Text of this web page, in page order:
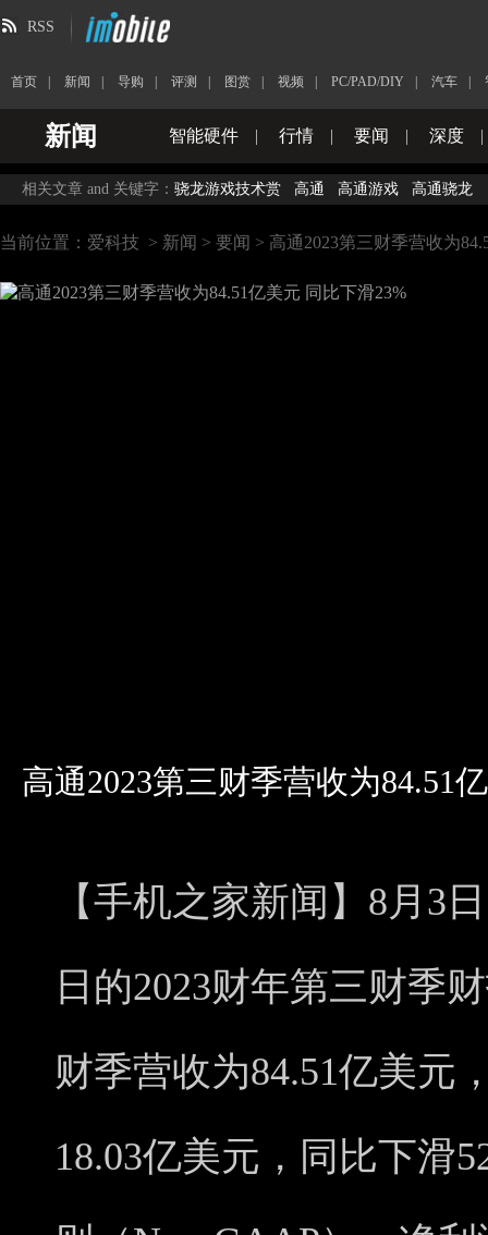
RSS
首页 新闻 导购 评测 图赏 视频 PC/PAD/DIY 汽车
新闻 智能硬件 | 行情 | 要闻 | 深度 |
相关文章 and 关键字： 骁龙游戏技术赏 高通 高通游戏 高通骁龙
当前位置： 爱科技 > 新闻 > 要闻 > 高通2023第三财季营收为
高通2023第三财季营收为84.51
【手机之家新闻】8月3
日的2023财年第三财季
财季营收为84.51亿美元
18.03亿美元，同比下滑